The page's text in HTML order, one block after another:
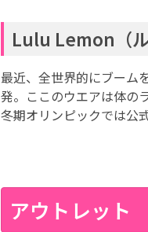
Lulu Lemon（ル
最近、全世界的にブーム
発。ここのウエアは体の
冬期オリンピックでは公
アウトレット